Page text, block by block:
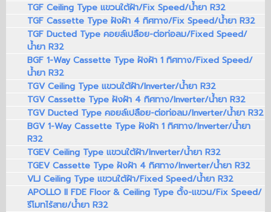
TGF Ceiling Type แขวนใต้ฝ้า/Fix Speed/น้ำยา R32
TGF Cassette Type ฝังฝ้า 4 ทิศทาง/Fix Speed/น้ำยา R32
TGF Ducted Type คอยล์เปลือย-ต่อท่อลม/Fixed Speed/
น้ำยา R32
BGF 1-Way Cassette Type ฝังฝ้า 1 ทิศทาง/Fixed Speed/
น้ำยา R32
TGV Ceiling Type แขวนใต้ฝ้า/Inverter/น้ำยา R32
TGV Cassette Type ฝังฝ้า 4 ทิศทาง/Inverter/น้ำยา R32
TGV Ducted Type คอยล์เปลือย-ต่อท่อลม/Inverter/น้ำยา R32
BGV 1-Way Cassette Type ฝังฝ้า 1 ทิศทาง/Inverter/น้ำยา
R32
TGEV Ceiling Type แขวนใต้ฝ้า/Inverter/น้ำยา R32
TGEV Cassette Type ฝังฝ้า 4 ทิศทาง/Inverter/น้ำยา R32
VLJ Ceiling Type แขวนใต้ฝ้า/Fixed Speed/น้ำยา R32
APOLLO II FDE Floor & Ceiling Type ตั้ง-แขวน/Fix Speed/
รีโมทไร้สาย/น้ำยา R32